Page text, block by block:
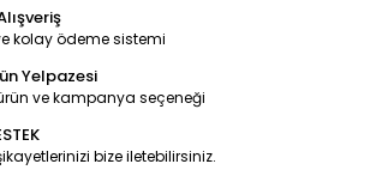
kolay ödeme sistemi
Yelpazesi
ve kampanya seçeneği
bize iletebilirsiniz.